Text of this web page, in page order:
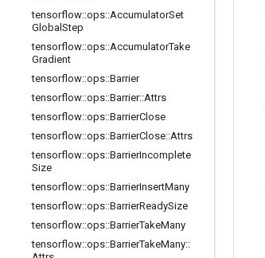
tensorflow::ops::AccumulatorSet
Global Step
tensorflow::ops::AccumulatorTake
Gradient
tensorflow::ops::Barrier
tensorflow::ops::Barrier::Attrs
tensorflow::ops::BarrierClose
tensorflow::ops::BarrierClose::Attrs
tensorflow::ops::BarrierIncomplete
Size
tensorflow::ops::BarrierInsertMany
tensorflow::ops::BarrierReadySize
tensorflow::ops::BarrierTakeMany
tensorflow::ops::BarrierTakeMany::